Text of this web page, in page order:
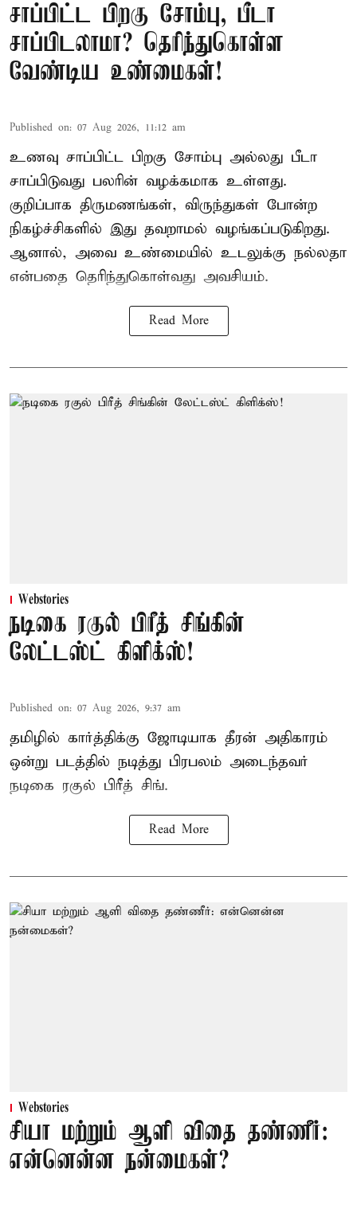
சாப்பிட்ட பிறகு சோம்பு, பீடா
சாப்பிடலாமா? தெரிந்துகொள்ள
வேண்டிய உண்மைகள்!
Published on: 07 Aug 2026, 11:12 am
உணவு சாப்பிட்ட பிறகு சோம்பு அல்லது பீடா
சாப்பிடுவது பலரின் வழக்கமாக உள்ளது.
குறிப்பாக திருமணங்கள், விருந்துகள் போன்ற
நிகழ்ச்சிகளில் இது தவறாமல் வழங்கப்படுகிறது.
ஆனால், அவை உண்மையில் உடலுக்கு நல்லதா
என்பதை தெரிந்துகொள்வது அவசியம்.
Read More
Webstories
நடிகை ரகுல் பிரீத் சிங்கின்
லேட்டஸ்ட் கிளிக்ஸ்!
Published on: 07 Aug 2026, 9:37 am
தமிழில் கார்த்திக்கு ஜோடியாக தீரன் அதிகாரம்
ஒன்று படத்தில் நடித்து பிரபலம் அடைந்தவர்
நடிகை ரகுல் பிரீத் சிங்.
Read More
Webstories
சியா மற்றும் ஆளி விதை தண்ணீர்:
என்னென்ன நன்மைகள்?